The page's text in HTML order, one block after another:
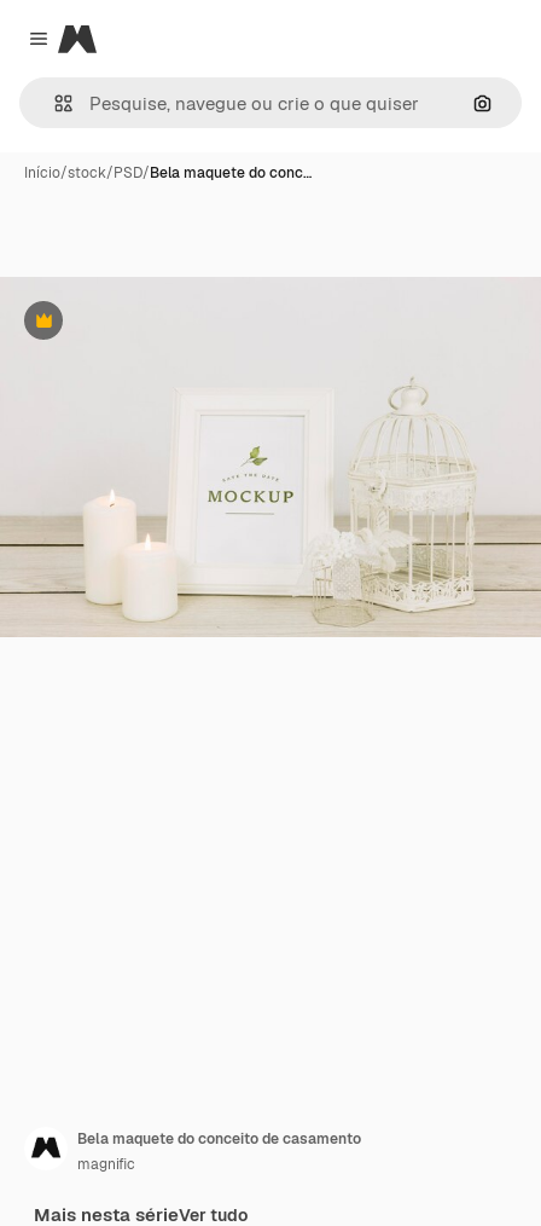
Close menu
Magnific
Início/stock/PSD/Bela maquete do conc…
Premium
Bela maquete do conceito de casamento
magnific
Mais nesta sérieVer tudo